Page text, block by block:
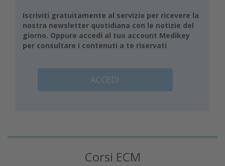
Iscriviti gratuitamente al servizio per ricevere la
nostra newsletter quotidiana con le notizie del
giorno. Oppure accedi al tuo account Medikey
per consultare i contenuti a te riservati
ACCEDI
Corsi ECM